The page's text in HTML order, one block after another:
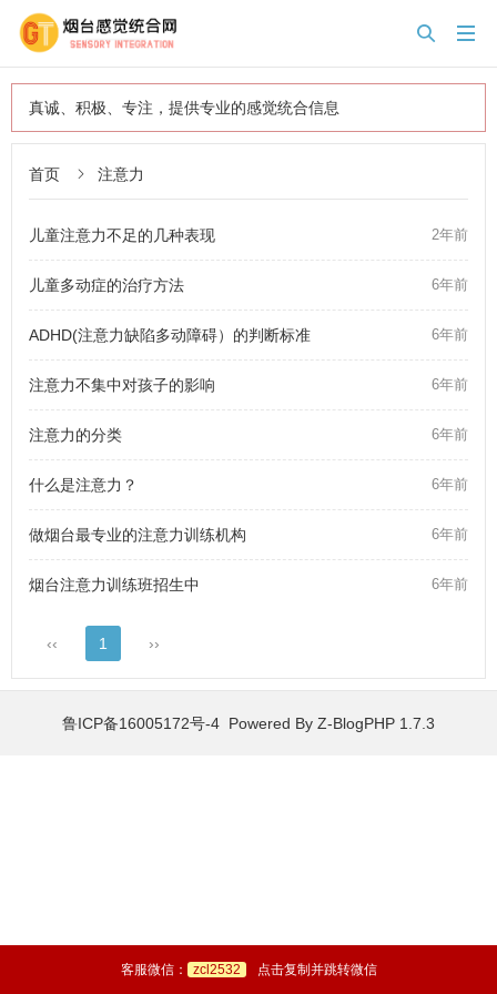


真诚、积极、专注，提供专业的感觉统合信息
首页  注意力
2年前
儿童注意力不足的几种表现
6年前
儿童多动症的治疗方法
6年前
ADHD(注意力缺陷多动障碍）的判断标准
6年前
注意力不集中对孩子的影响
6年前
注意力的分类
6年前
什么是注意力？
6年前
做烟台最专业的注意力训练机构
6年前
烟台注意力训练班招生中
‹‹ 1 ››
客服微信： zcl2532 点击复制并跳转微信
鲁ICP备16005172号-4 Powered By Z-BlogPHP 1.7.3